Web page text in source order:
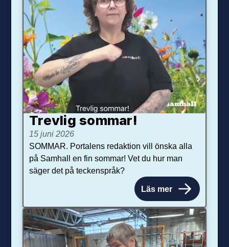
Trevlig sommar!
15 juni 2026
SOMMAR. Portalens redaktion vill önska alla
på Samhall en fin sommar! Vet du hur man
säger det på teckenspråk?
Läs mer